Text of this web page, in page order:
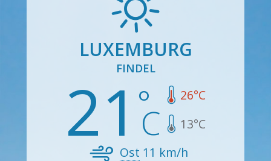
LUXEMBURG
FINDEL
21 26°C
13°C
Ost 11 km/h